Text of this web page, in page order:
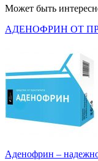
Может быть
АДЕНОФРИН ОТ
Аденофрин –